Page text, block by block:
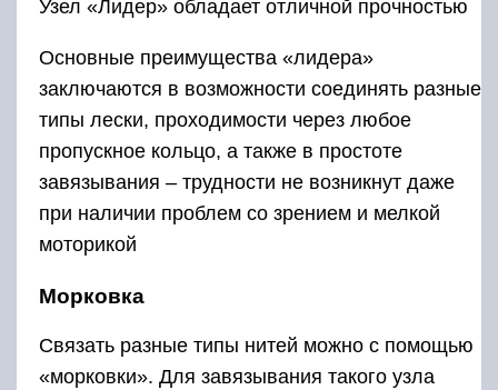
Узел «Лидер» обладает отличной прочностью
Основные преимущества «лидера»
заключаются в возможности соединять разные
типы лески, проходимости через любое
пропускное кольцо, а также в простоте
завязывания – трудности не возникнут даже
при наличии проблем со зрением и мелкой
моторикой
Морковка
Связать разные типы нитей можно с помощью
«морковки». Для завязывания такого узла